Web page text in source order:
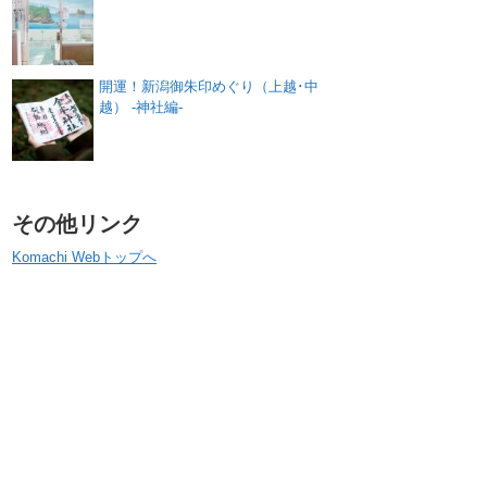
開運！新潟御朱印めぐり（上越･中
越） -神社編-
その他リンク
Komachi Webトップへ